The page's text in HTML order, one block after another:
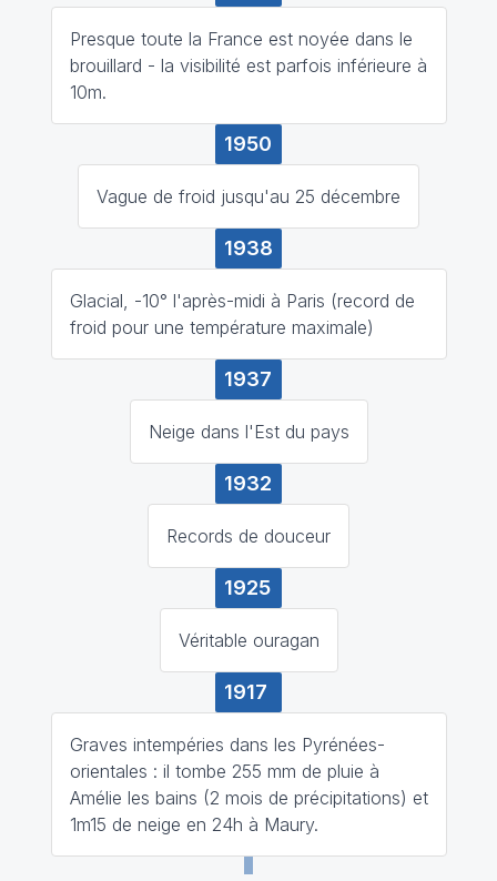
Presque toute la France est noyée dans le
brouillard - la visibilité est parfois inférieure à
10m.
1950
Vague de froid jusqu'au 25 décembre
1938
Glacial, -10° l'après-midi à Paris (record de
froid pour une température maximale)
1937
Neige dans l'Est du pays
1932
Records de douceur
1925
Véritable ouragan
1917
Graves intempéries dans les Pyrénées-
orientales : il tombe 255 mm de pluie à
Amélie les bains (2 mois de précipitations) et
1m15 de neige en 24h à Maury.